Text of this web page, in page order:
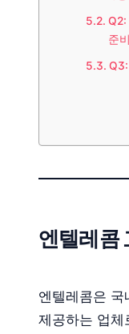
Q2:
준
엔텔레콤
엔텔레콤은
제공하는 업체